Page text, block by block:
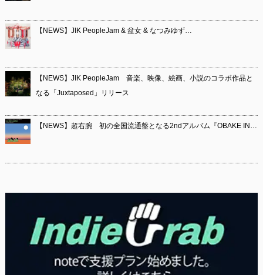
【NEWS】JIK PeopleJam & 盆女 & なつみゆず…
【NEWS】JIK PeopleJam 音楽、映像、絵画、小説のコラボ作品と
なる「Juxtaposed」リリース
【NEWS】超右腕 初の全国流通盤となる2ndアルバム『OBAKE IN…